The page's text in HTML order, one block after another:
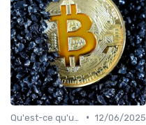
• 12/06/2025